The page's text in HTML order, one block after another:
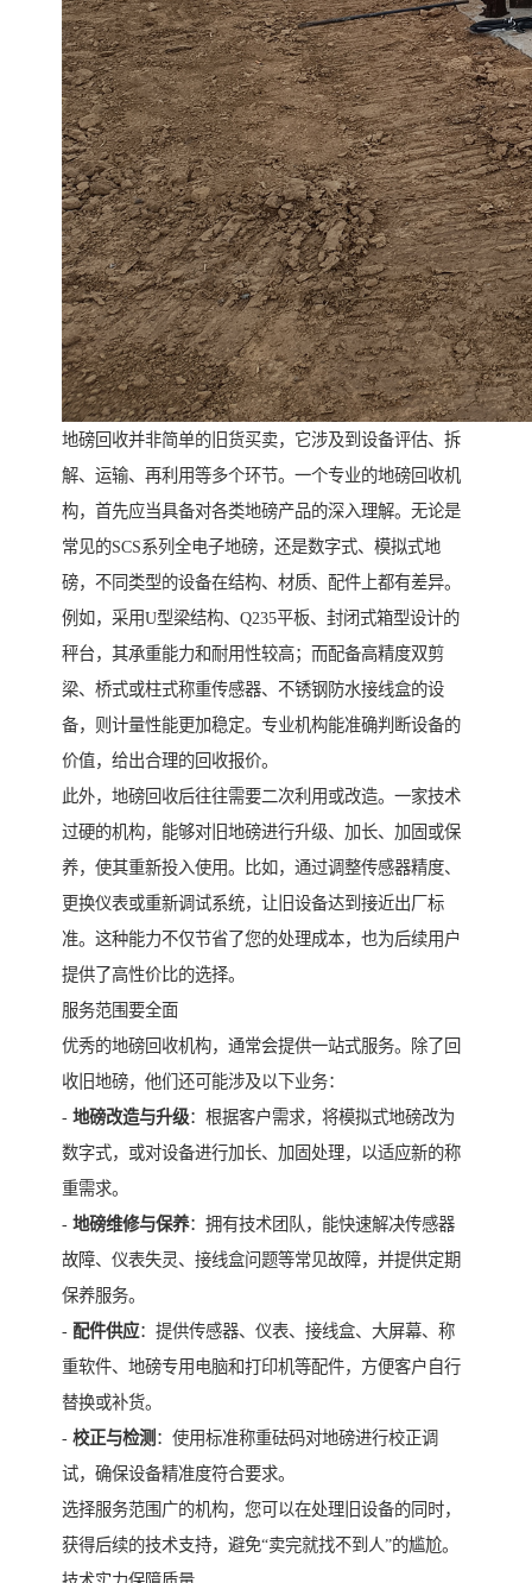
地磅回收并非简单的旧货买卖，它涉及到设备评估、拆
解、运输、再利用等多个环节。一个专业的地磅回收机
构，首先应当具备对各类地磅产品的深入理解。无论是
常见的SCS系列全电子地磅，还是数字式、模拟式地
磅，不同类型的设备在结构、材质、配件上都有差异。
例如，采用U型梁结构、Q235平板、封闭式箱型设计的
秤台，其承重能力和耐用性较高；而配备高精度双剪
梁、桥式或柱式称重传感器、不锈钢防水接线盒的设
备，则计量性能更加稳定。专业机构能准确判断设备的
价值，给出合理的回收报价。
此外，地磅回收后往往需要二次利用或改造。一家技术
过硬的机构，能够对旧地磅进行升级、加长、加固或保
养，使其重新投入使用。比如，通过调整传感器精度、
更换仪表或重新调试系统，让旧设备达到接近出厂标
准。这种能力不仅节省了您的处理成本，也为后续用户
提供了高性价比的选择。
服务范围要全面
优秀的地磅回收机构，通常会提供一站式服务。除了回
收旧地磅，他们还可能涉及以下业务：
- 地磅改造与升级：根据客户需求，将模拟式地磅改为
数字式，或对设备进行加长、加固处理，以适应新的称
重需求。
- 地磅维修与保养：拥有技术团队，能快速解决传感器
故障、仪表失灵、接线盒问题等常见故障，并提供定期
保养服务。
- 配件供应：提供传感器、仪表、接线盒、大屏幕、称
重软件、地磅专用电脑和打印机等配件，方便客户自行
替换或补货。
- 校正与检测 ：使用标准称重砝码对地磅进行校正调
试，确保设备精准度符合要求。
选择服务范围广的机构，您可以在处理旧设备的同时，
获得后续的技术支持，避免“卖完就找不到人”的尴尬。